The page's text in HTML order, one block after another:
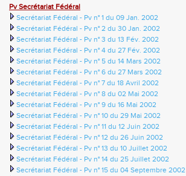
Pv Secrétariat Fédéral
Secrétariat Fédéral - Pv n° 1 du 09 Jan. 2002
Secrétariat Fédéral - Pv n° 2 du 30 Jan. 2002
Secrétariat Fédéral - Pv n° 3 du 13 Fév. 2002
Secrétariat Fédéral - Pv n° 4 du 27 Fév. 2002
Secrétariat Fédéral - Pv n° 5 du 14 Mars 2002
Secrétariat Fédéral - Pv n° 6 du 27 Mars 2002
Secrétariat Fédéral - Pv n° 7 du 18 Avril 2002
Secrétariat Fédéral - Pv n° 8 du 02 Mai 2002
Secrétariat Fédéral - Pv n° 9 du 16 Mai 2002
Secrétariat Fédéral - Pv n° 10 du 29 Mai 2002
Secrétariat Fédéral - Pv n° 11 du 12 Juin 2002
Secrétariat Fédéral - Pv n° 12 du 26 Juin 2002
Secrétariat Fédéral - Pv n° 13 du 10 Juillet 2002
Secrétariat Fédéral - Pv n° 14 du 25 Juillet 2002
Secrétariat Fédéral - Pv n° 15 du 04 Septembre 2002